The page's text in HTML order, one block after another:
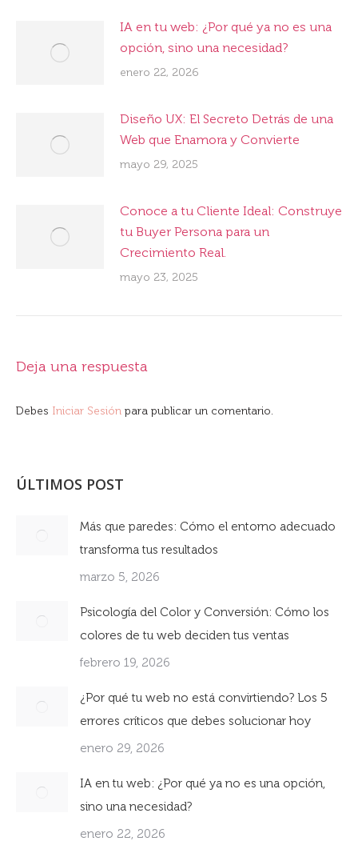
IA en tu web: ¿Por qué ya no es una
opción, sino una necesidad?
enero 22, 2026
Diseño UX: El Secreto Detrás de una
Web que Enamora y Convierte
mayo 29, 2025
Conoce a tu Cliente Ideal: Construye
tu Buyer Persona para un
Crecimiento Real.
mayo 23, 2025
Deja una respuesta
Debes Iniciar Sesión para publicar un comentario.
ÚLTIMOS POST
Más que paredes: Cómo el entorno adecuado
transforma tus resultados
marzo 5, 2026
Psicología del Color y Conversión: Cómo los
colores de tu web deciden tus ventas
febrero 19, 2026
¿Por qué tu web no está convirtiendo? Los 5
errores críticos que debes solucionar hoy
enero 29, 2026
IA en tu web: ¿Por qué ya no es una opción,
sino una necesidad?
enero 22, 2026